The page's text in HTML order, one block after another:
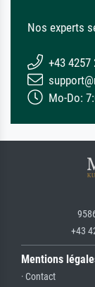
Nos experts
+43 4257
Mo-Do:
+43
Mentions
· Contact